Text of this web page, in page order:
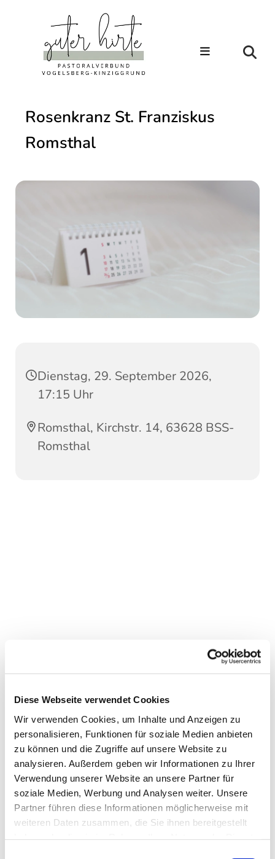
Diese Webseite verwendet Cookies
Wir verwenden Cookies, um Inhalte und Anzeigen zu
personalisieren, Funktionen für soziale Medien anbieten
zu können und die Zugriffe auf unsere Website zu
analysieren. Außerdem geben wir Informationen zu Ihrer
Verwendung unserer Website an unsere Partner für
soziale Medien, Werbung und Analysen weiter. Unsere
Partner führen diese Informationen möglicherweise mit
weiteren Daten zusammen, die Sie ihnen bereitgestellt
Rosenkranz St. Franziskus
Romsthal
Dienstag, 29. September 2026,
17:15 Uhr
Romsthal, Kirchstr. 14, 63628 BSS-
Romsthal
Dies könnte Sie auch
interessieren